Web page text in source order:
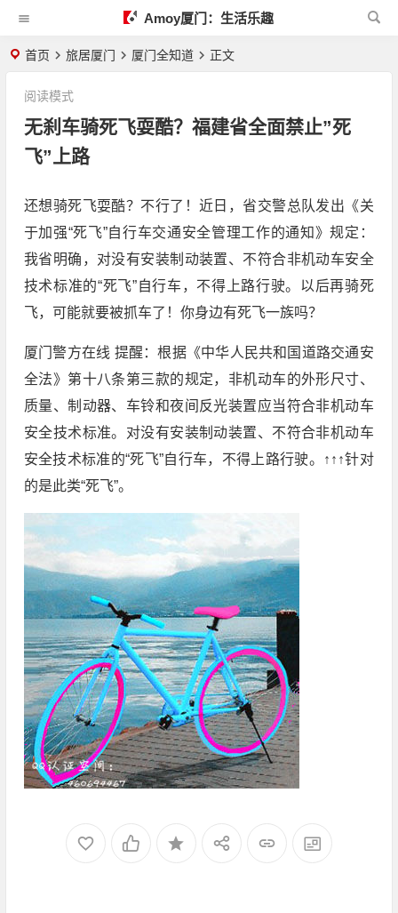
Amoy厦门：生活乐趣
首页 旅居厦门 厦门全知道 正文
无刹车骑死飞耍酷？福建省全面禁止”死
飞”上路
阅读模式
还想骑死飞耍酷？不行了！近日，省交警总队发出《关
于加强“死飞”自行车交通安全管理工作的通知》规定：
我省明确，对没有安装制动装置、不符合非机动车安全
技术标准的“死飞”自行车，不得上路行驶。以后再骑死
飞，可能就要被抓车了！你身边有死飞一族吗？
厦门警方在线 提醒：根据《中华人民共和国道路交通安
全法》第十八条第三款的规定，非机动车的外形尺寸、
质量、制动器、车铃和夜间反光装置应当符合非机动车
安全技术标准。对没有安装制动装置、不符合非机动车
安全技术标准的“死飞”自行车，不得上路行驶。↑↑↑针对
的是此类“死飞”。